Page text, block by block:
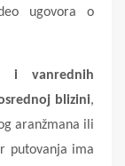
ugovora o
i vanrednih
blizini,
aranžmana ili
putovanja ima